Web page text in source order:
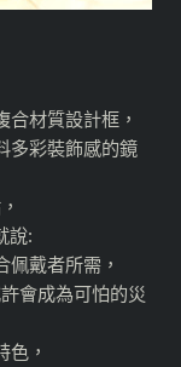
材質設計框，
多彩裝飾感的鏡
說:
佩戴者所需，
會成為可怕的災
色，